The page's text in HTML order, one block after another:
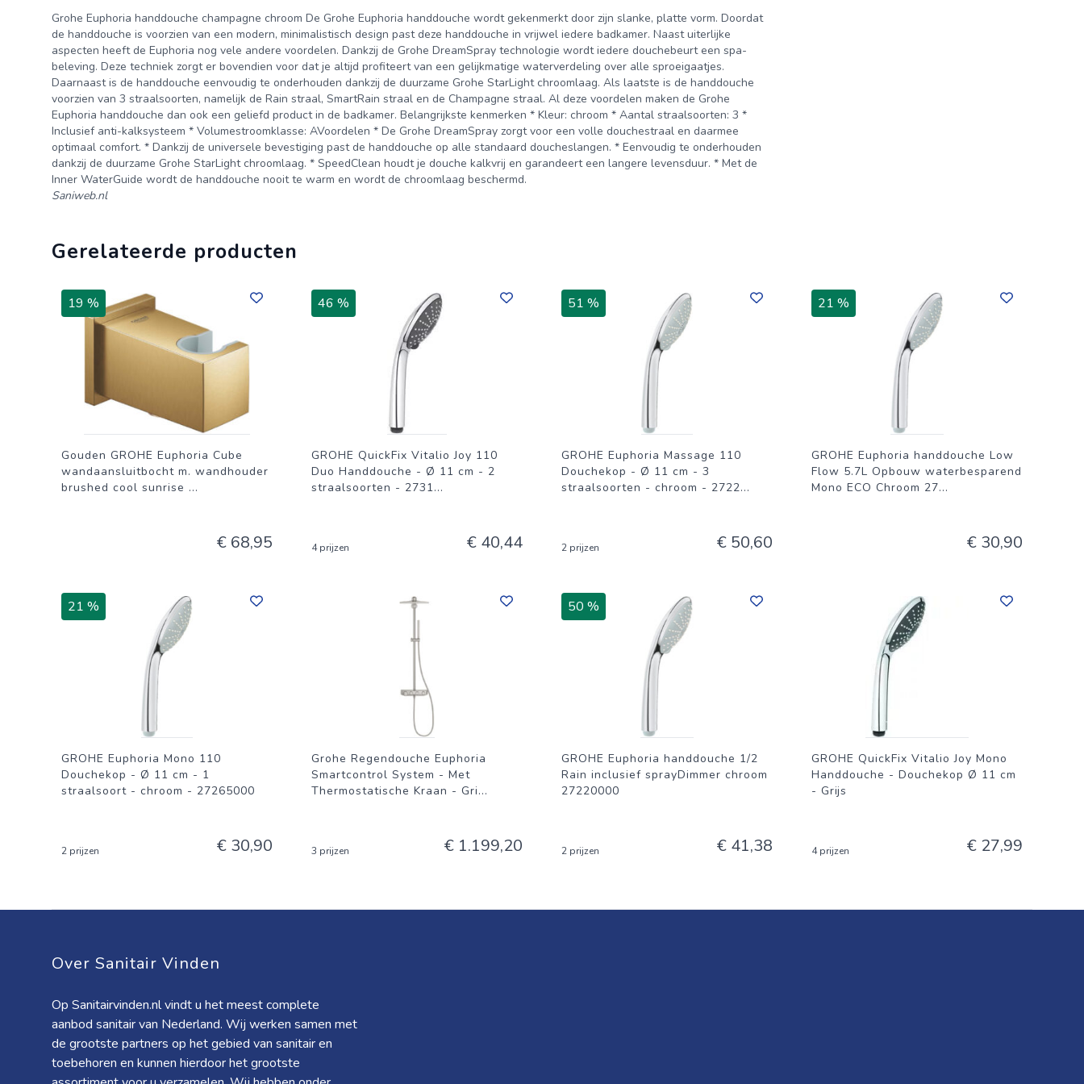
Grohe Euphoria handdouche champagne chroom De Grohe Euphoria handdouche wordt gekenmerkt door zijn slanke, platte vorm. Doordat
de handdouche is voorzien van een modern, minimalistisch design past deze handdouche in vrijwel iedere badkamer. Naast uiterlijke
aspecten heeft de Euphoria nog vele andere voordelen. Dankzij de Grohe DreamSpray technologie wordt iedere douchebeurt een spa-
beleving. Deze techniek zorgt er bovendien voor dat je altijd profiteert van een gelijkmatige waterverdeling over alle sproeigaatjes.
Daarnaast is de handdouche eenvoudig te onderhouden dankzij de duurzame Grohe StarLight chroomlaag. Als laatste is de handdouche
voorzien van 3 straalsoorten, namelijk de Rain straal, SmartRain straal en de Champagne straal. Al deze voordelen maken de Grohe
Euphoria handdouche dan ook een geliefd product in de badkamer. Belangrijkste kenmerken * Kleur: chroom * Aantal straalsoorten: 3 *
Inclusief anti-kalksysteem * Volumestroomklasse: AVoordelen * De Grohe DreamSpray zorgt voor een volle douchestraal en daarmee
optimaal comfort. * Dankzij de universele bevestiging past de handdouche op alle standaard doucheslangen. * Eenvoudig te onderhouden
dankzij de duurzame Grohe StarLight chroomlaag. * SpeedClean houdt je douche kalkvrij en garandeert een langere levensduur. * Met de
Inner WaterGuide wordt de handdouche nooit te warm en wordt de chroomlaag beschermd.
Saniweb.nl
Gerelateerde producten
19 %
Gouden GROHE Euphoria Cube
wandaansluitbocht m. wandhouder
brushed cool sunrise ...
€ 68,95
46 %
GROHE QuickFix Vitalio Joy 110
Duo Handdouche - Ø 11 cm - 2
straalsoorten - 2731...
4 prijzen € 40,44
51 %
GROHE Euphoria Massage 110
Douchekop - Ø 11 cm - 3
straalsoorten - chroom - 2722...
2 prijzen € 50,60
21 %
GROHE Euphoria handdouche Low
Flow 5.7L Opbouw waterbesparend
Mono ECO Chroom 27...
€ 30,90
21 %
GROHE Euphoria Mono 110
Douchekop - Ø 11 cm - 1
straalsoort - chroom - 27265000
2 prijzen € 30,90
Grohe Regendouche Euphoria
Smartcontrol System - Met
Thermostatische Kraan - Gri...
3 prijzen € 1.199,20
50 %
GROHE Euphoria handdouche 1/2
Rain inclusief sprayDimmer chroom
27220000
2 prijzen € 41,38
GROHE QuickFix Vitalio Joy Mono
Handdouche - Douchekop Ø 11 cm
- Grijs
4 prijzen € 27,99
Over Sanitair Vinden
Op Sanitairvinden.nl vindt u het meest complete
aanbod sanitair van Nederland. Wij werken samen met
de grootste partners op het gebied van sanitair en
toebehoren en kunnen hierdoor het grootste